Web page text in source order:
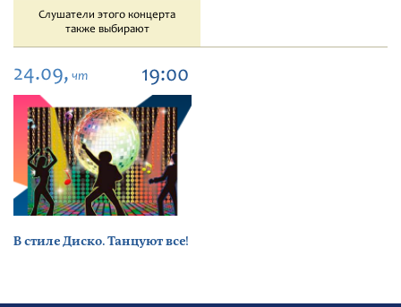
Слушатели этого концерта
также выбирают
24.09, чт 19:00
В стиле Диско. Танцуют все!